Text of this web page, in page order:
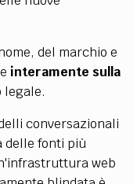
del marchio e
interamente sulla
legale.
conversazionali
delle fonti più
web